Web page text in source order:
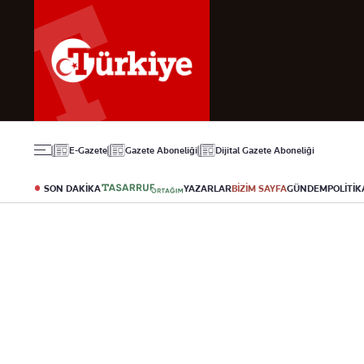
E-Gazete Gazete Aboneliği Dijital Gazete Aboneliği
SON DAKİKA YAZARLARBİZİM SAYFAGÜNDEM
Gündem
Politika
Eğitim
Altın
Döviz
Kripto Para
T-Otomobil
Avrupa Ligi